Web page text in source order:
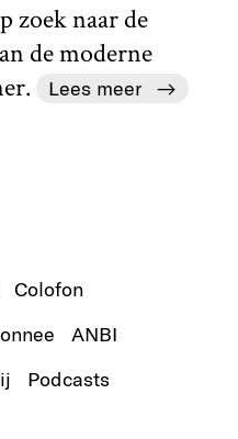
zoek naar de
de moderne
Lees meer
Colofon
ANBI
Podcasts